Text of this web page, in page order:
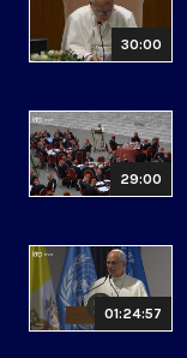
30:00
29:00
01:24:57